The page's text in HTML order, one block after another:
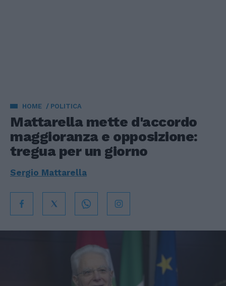
HOME POLITICA
Mattarella mette d'accordo
maggioranza e opposizione:
tregua per un giorno
Sergio Mattarella